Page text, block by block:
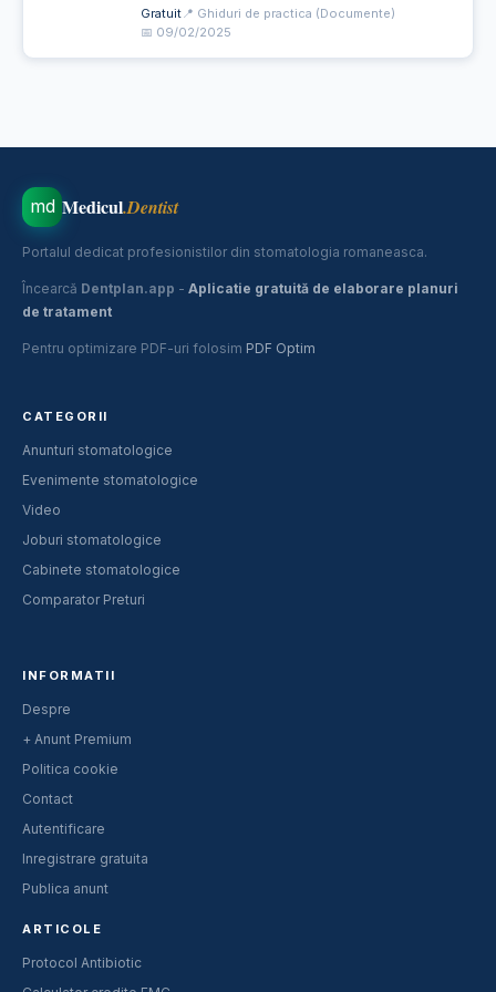
cimentare al piesei protetice.
Gratuit 📍 Ghiduri de practica (Documente)
📅 09/02/2025
md Medicul.Dentist
Portalul dedicat profesionistilor din stomatologia romaneasca.
Încearcă Dentplan.app - Aplicatie gratuită de elaborare planuri
de tratament
Pentru optimizare PDF-uri folosim PDF Optim
CATEGORII
Anunturi stomatologice
Evenimente stomatologice
Video
Joburi stomatologice
Cabinete stomatologice
Comparator Preturi
INFORMATII
Despre
+ Anunt Premium
Politica cookie
Contact
Autentificare
Inregistrare gratuita
Publica anunt
ARTICOLE
Protocol Antibiotic